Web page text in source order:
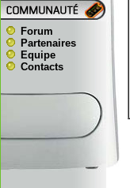
Forum
Partenaires
Equipe
Contacts